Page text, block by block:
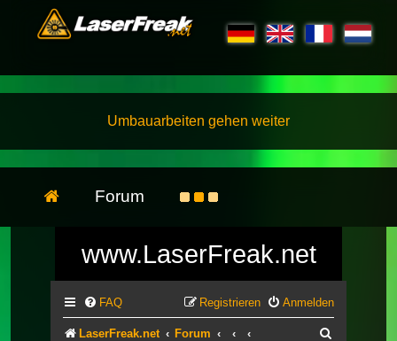
Umbauarbeiten gehen weiter
Forum
www.LaserFreak.net
FAQ Anmelden
Registrieren
LaserFreak.net Forum